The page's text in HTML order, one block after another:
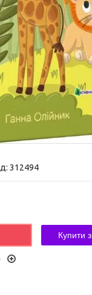
312494
Купити з